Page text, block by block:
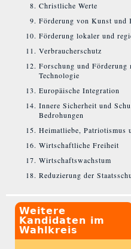
Christliche Werte
Förderung von Kunst und
Förderung lokaler und
Verbraucherschutz
Forschung und Förderung
Technologie
Europäische Integration
Innere Sicherheit und
Bedrohungen
Heimatliebe, Patriotismus
Wirtschaftliche Freiheit
Wirtschaftswachstum
Reduzierung der
Weitere
Kandidaten im
Wahlkreis